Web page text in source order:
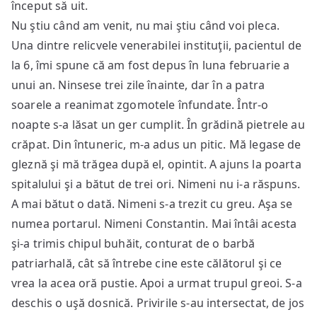
început să uit.
Nu ştiu când am venit, nu mai ştiu când voi pleca.
Una dintre relicvele venerabilei instituţii, pacientul de
la 6, îmi spune că am fost depus în luna februarie a
unui an. Ninsese trei zile înainte, dar în a patra
soarele a reanimat zgomotele înfundate. Într-o
noapte s-a lăsat un ger cumplit. În grădină pietrele au
crăpat. Din întuneric, m-a adus un pitic. Mă legase de
gleznă şi mă trăgea după el, opintit. A ajuns la poarta
spitalului şi a bătut de trei ori. Nimeni nu i-a răspuns.
A mai bătut o dată. Nimeni s-a trezit cu greu. Aşa se
numea portarul. Nimeni Constantin. Mai întâi acesta
şi-a trimis chipul buhăit, conturat de o barbă
patriarhală, cât să întrebe cine este călătorul şi ce
vrea la acea oră pustie. Apoi a urmat trupul greoi. S-a
deschis o uşă dosnică. Privirile s-au intersectat, de jos